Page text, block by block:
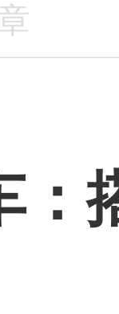
：